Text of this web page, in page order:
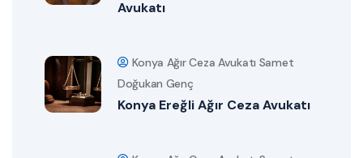
Avukatı
Konya Ağır Ceza Avukatı Samet
Doğukan Genç
Konya Ereğli Ağır Ceza Avukatı